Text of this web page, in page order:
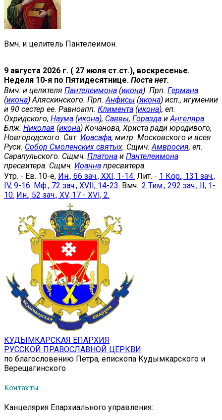
Вмч. и целитель Пантелеимон.
9 августа 2026 г. ( 27 июля ст.ст.), воскресенье.
Неделя 10-я по Пятидесятнице. Поста нет.
Вмч. и целителя Пантелеимона (икона). Прп. Германа
(икона) Аляскинского. Прп. Анфисы (икона) исп., игумении
и 90 сестер ее. Равноапп. Климента (икона), еп.
Охридского, Наума (икона), Саввы, Горазда и Ангеляра.
Блж. Николая (икона) Кочанова, Христа ради юродивого,
Новгородского. Свт. Иоасафа, митр. Московского и всея
Руси. Собор Смоленских святых. Сщмч. Амвросия, еп.
Сарапульского. Сщмч. Платона и Пантелеимона
пресвитера. Сщмч. Иоанна пресвитера.
Утр. - Ев. 10-е, Ин., 66 зач., XXI, 1-14. Лит. - 1 Кор., 131 зач.,
IV, 9-16. Мф., 72 зач., XVII, 14-23. Вмч.: 2 Тим., 292 зач., II, 1-
10. Ин., 52 зач., XV, 17 - XVI, 2.
КУДЫМКАРСКАЯ ЕПАРХИЯ
РУССКОЙ ПРАВОСЛАВНОЙ ЦЕРКВИ
по благословению Петра, епископа Кудымкарского и
Верещагинского
Контакты
Канцелярия Епархиального управления: